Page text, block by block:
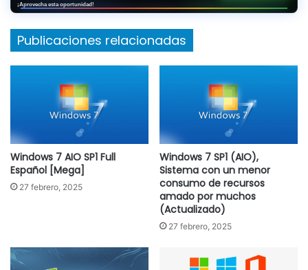
¡Aprovecha esta oportunidad!
Publicaciones relacionadas
Windows 7 AIO SP1 Full
Español [Mega]
27 febrero, 2025
Windows 7 SP1 (AIO),
Sistema con un menor
consumo de recursos
amado por muchos
(Actualizado)
27 febrero, 2025